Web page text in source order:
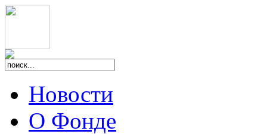
Новости
О Фонде